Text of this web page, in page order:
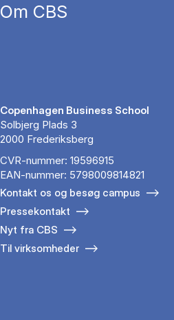
Om CBS
Copenhagen Business School
Solbjerg Plads 3
2000 Frederiksberg
CVR-nummer: 19596915
EAN-nummer: 5798009814821
Kontakt os og besøg campus
Pressekontakt
Nyt fra CBS
Til virksomheder